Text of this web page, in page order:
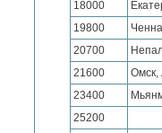
18000
19800
20700
21600
Омск,
23400
25200